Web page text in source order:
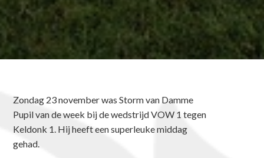
Zondag 23 november was Storm van Damme
Pupil van de week bij de wedstrijd VOW 1 tegen
Keldonk 1. Hij heeft een superleuke middag
gehad.